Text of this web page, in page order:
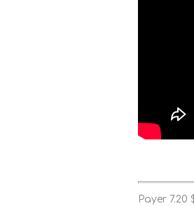
Payer 7.20